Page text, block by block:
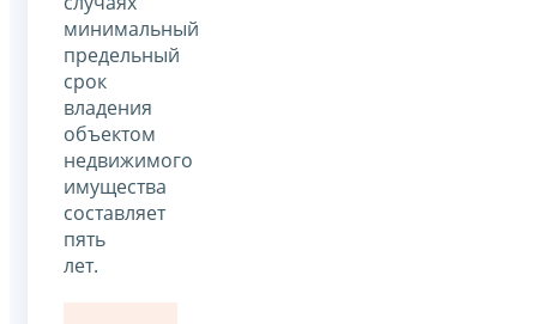
минимальный
предельный
срок
владения
объектом
недвижимого
имущества
составляет
пять
лет.